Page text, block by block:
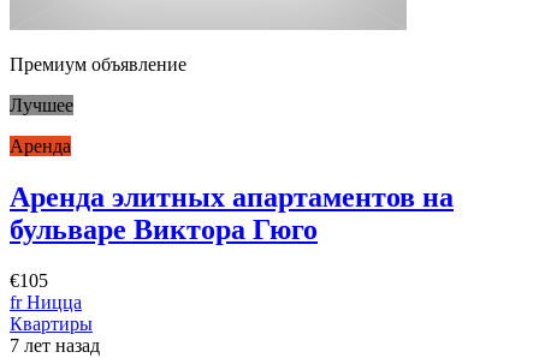
Премиум объявление
Лучшее
Аренда
Аренда элитных апартаментов на
бульваре Виктора Гюго
€105
fr Ницца
Квартиры
7 лет назад